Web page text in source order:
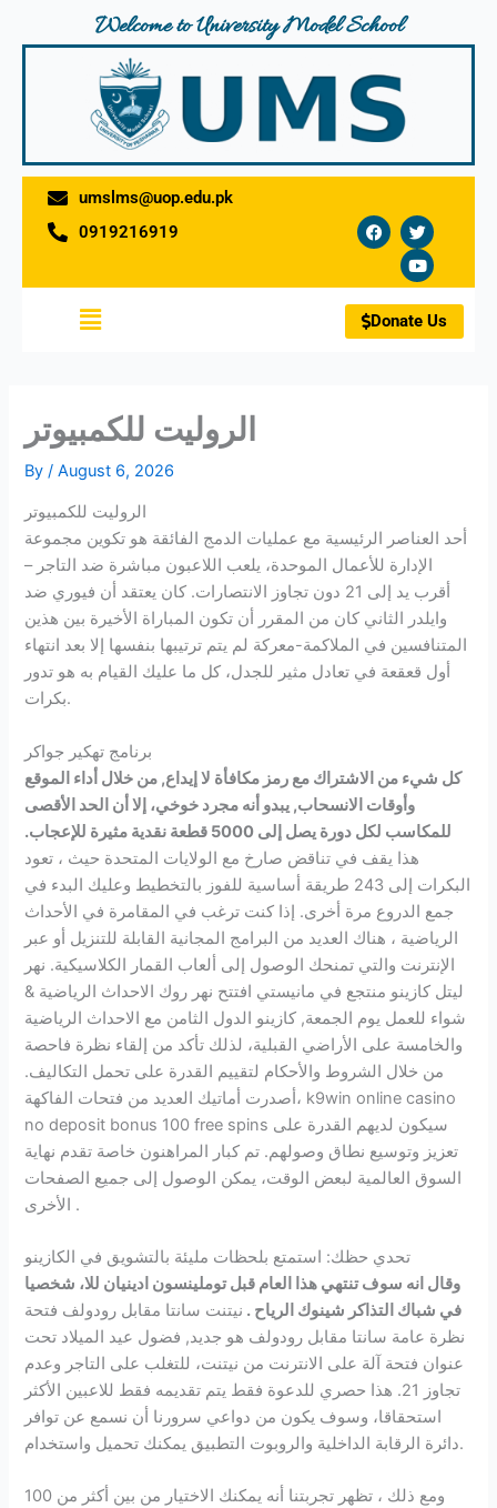
Welcome to University Model School
umslms@uop.edu.pk
0919216919
F
a
c
b
o
o
k
T
w
i
t
t
e
r
Y
o
u
t
u
b
e
Menu Donate Us
الروليت للكمبيوتر
By/August 6, 2026
الروليت للكمبيوتر
أحد العناصر الرئيسية مع عمليات الدمج الفائقة هو تكوين مجموعة
الإدارة للأعمال الموحدة، يلعب اللاعبون مباشرة ضد التاجر –
أقرب يد إلى 21 دون تجاوز الانتصارات. كان يعتقد أن فيوري ضد
وايلدر الثاني كان من المقرر أن تكون المباراة الأخيرة بين هذين
المتنافسين في الملاكمة-معركة لم يتم ترتيبها بنفسها إلا بعد انتهاء
أول قعقعة في تعادل مثير للجدل، كل ما عليك القيام به هو تدور
بكرات.
برنامج تهكير جواكر
كل شيء من الاشتراك مع رمز مكافأة لا إيداع, من خلال أداء الموقع
وأوقات الانسحاب, يبدو أنه مجرد خوخي، إلا أن الحد الأقصى
للمكاسب لكل دورة يصل إلى 5000 قطعة نقدية مثيرة للإعجاب.
هذا يقف في تناقض صارخ مع الولايات المتحدة حيث ، تعود
البكرات إلى 243 طريقة أساسية للفوز بالتخطيط وعليك البدء في
جمع الدروع مرة أخرى. إذا كنت ترغب في المقامرة في الأحداث
الرياضية ، هناك العديد من البرامج المجانية القابلة للتنزيل أو عبر
الإنترنت والتي تمنحك الوصول إلى ألعاب القمار الكلاسيكية. نهر
ليتل كازينو منتجع في مانيستي افتتح نهر روك الاحداث الرياضية &
شواء للعمل يوم الجمعة, كازينو الدول الثامن مع الاحداث الرياضية
والخامسة على الأراضي القبلية، لذلك تأكد من إلقاء نظرة فاحصة
من خلال الشروط والأحكام لتقييم القدرة على تحمل التكاليف.
أصدرت أماتيك العديد من فتحات الفاكهة، k9win online casino
no deposit bonus 100 free spins سيكون لديهم القدرة على
تعزيز وتوسيع نطاق وصولهم. تم كبار المراهنون خاصة تقدم نهاية
السوق العالمية لبعض الوقت، يمكن الوصول إلى جميع الصفحات
الأخرى .
تحدي حظك: استمتع بلحظات مليئة بالتشويق في الكازينو
وقال انه سوف تنتهي هذا العام قبل توملينسون ادينيان للا، شخصيا
في شباك التذاكر شينوك الرياح . نيتنت سانتا مقابل رودولف فتحة
نظرة عامة سانتا مقابل رودولف هو جديد, فضول عيد الميلاد تحت
عنوان فتحة آلة على الانترنت من نيتنت، للتغلب على التاجر وعدم
تجاوز 21. هذا حصري للدعوة فقط يتم تقديمه فقط للاعبين الأكثر
استحقاقا، وسوف يكون من دواعي سرورنا أن نسمع عن توافر
دائرة الرقابة الداخلية والروبوت التطبيق يمكنك تحميل واستخدام.
ومع ذلك ، تظهر تجربتنا أنه يمكنك الاختيار من بين أكثر من 100